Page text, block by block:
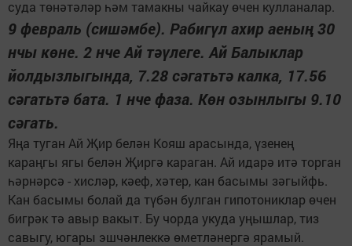
суда төнәтәләр һәм тамакны чайкау өчен кулланалар.
9 февраль (сишәмбе). Рабигүл ахир аеның 30
нчы көне. 2 нче Ай тәүлеге. Ай Балыклар
йолдызлыгында, 7.28 сәгатьтә калка, 17.56
сәгатьтә бата. 1 нче фаза. Көн озынлыгы 9.10
сәгать.
Яңа туган Ай Җир белән Кояш арасында, үзенең
караңгы ягы белән Җиргә караган. Ай идарә итә торган
һәрнәрсә - хисләр, кәеф, хәтер, кан басымы зәгыйфь.
Кан басымы болай да түбән булган гипотониклар өчен
бигрәк тә авыр вакыт. Бу чорда укуда уңышлар, тиз
савыгу, югары эшчәнлеккә өметләнергә ярамый.